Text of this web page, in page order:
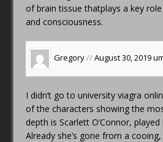
of brain tissue thatplays a key
and consciousness.
Gregory//August 30, 2019
I didn’t go to universityviagra
of the characters showing the
depth is Scarlett O’Connor,
Already she’s gone from a